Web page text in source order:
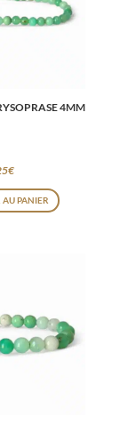
4MM
€
AU PANIER